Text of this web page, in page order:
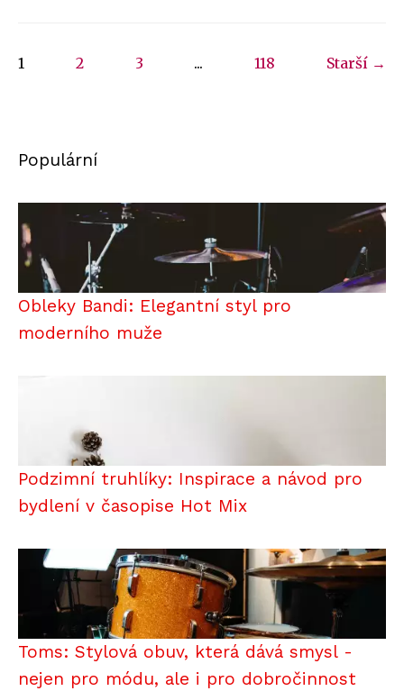
1 2 3 ... 118 Starší →
Populární
Obleky Bandi: Elegantní styl pro
moderního muže
Podzimní truhlíky: Inspirace a návod pro
bydlení v časopise Hot Mix
Toms: Stylová obuv, která dává smysl -
nejen pro módu, ale i pro dobročinnost